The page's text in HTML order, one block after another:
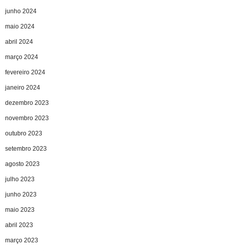
junho 2024
maio 2024
abril 2024
março 2024
fevereiro 2024
janeiro 2024
dezembro 2023
novembro 2023
outubro 2023
setembro 2023
agosto 2023
julho 2023
junho 2023
maio 2023
abril 2023
março 2023